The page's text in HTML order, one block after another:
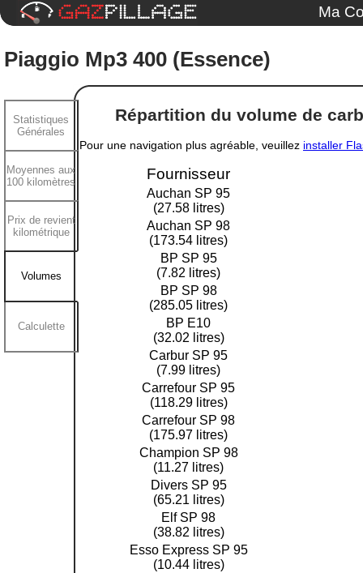
Ma
Piaggio Mp3 400 (Essence)
Répartition du volume de
Pour une navigation plus agréable, veuillez installer
Fournisseur
Auchan SP 95
(27.58 litres)
Auchan SP 98
(173.54 litres)
BP SP 95
(7.82 litres)
BP SP 98
(285.05 litres)
BP E10
(32.02 litres)
Carbur SP 95
(7.99 litres)
Carrefour SP 95
(118.29 litres)
Carrefour SP 98
(175.97 litres)
Champion SP 98
(11.27 litres)
Divers SP 95
(65.21 litres)
Elf SP 98
(38.82 litres)
Esso Express SP 95
(10.44 litres)
Statistiques
Générales
Moyennes aux
100 kilomètres
Prix de revient
kilométrique
Volumes
Calculette